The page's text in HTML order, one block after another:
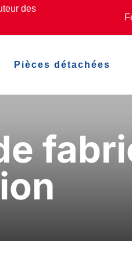
des
Pièces détachées